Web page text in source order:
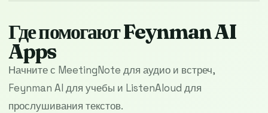
Где помогают Feynman AI
Apps
Начните с MeetingNote для аудио и встреч,
Feynman AI для учебы и ListenAloud для
прослушивания текстов.